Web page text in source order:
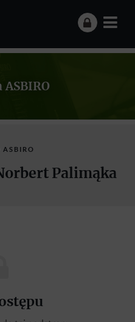
Palimąka